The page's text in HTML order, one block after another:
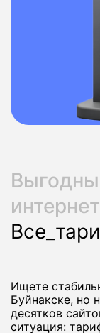
интернет
Ищете
Буйнакске, но
десятков
ситуация: